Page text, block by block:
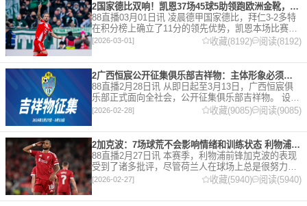
2国家德比双响！凯恩37场45球5助领跑欧洲金靴，32岁保持赛季全勤
88直播03月01日讯 凌晨德甲国家德比，拜仁3-2多特
在积分榜上确立了11分的领先优势，凯恩本场比赛上
演双响。 本赛季32岁的凯恩仍然保持着超高的效率，
在到目前为止保持全勤，出战37场比赛，狂轰45
[2026-03-01] 收藏(8192) 阅读(8192)
2广西恒宸公开征集俱乐部吉祥物：主体形象必须为龙
88直播2月28日讯 从即日起至3月13日，广西恒宸俱
乐部正式面向全社会，公开征集俱乐部吉祥物。 设计
要求 1. 主体形象：必须为龙。龙，是中华民族的精神
[2026-02-28] 收藏(9085) 阅读(9085)
2加克波：7场球荒不会影响情绪和训练状态 利物浦如今已不容有失
88直播2月27日讯 本赛季，利物浦前锋加克波的表现
受到了诸多批评，尽管荷兰人在球场上总是很努力。
在接受天空体育采访时，他谈论了诸多话题。 关于球
队对赛季目前情况的看法 这是一个很好的问题。这个
赛季并
[2026-02-27] 收藏(5940) 阅读(5940)